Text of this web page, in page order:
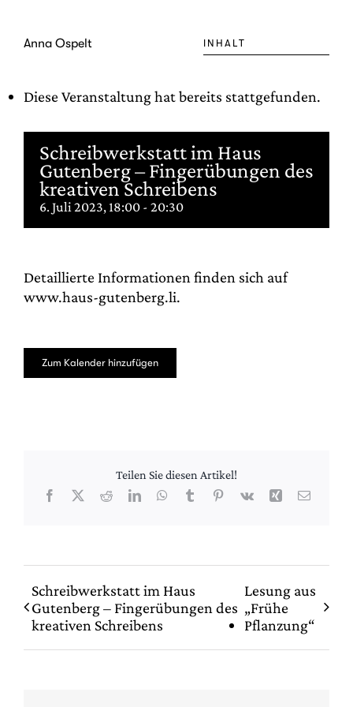
springen
Anna Ospelt INHALT
Diese Veranstaltung hat bereits stattgefunden.
Schreibwerkstatt im Haus
Gutenberg – Fingerübungen des
kreativen Schreibens
6. Juli 2023, 18:00 - 20:30
Detaillierte Informationen finden sich auf
www.haus-gutenberg.li.
Zum Kalender hinzufügen
Teilen Sie diesen Artikel!
Facebook
X RedditLinkedInWhatsApp
TumblrPinterest
Vk Xing E-
Schreibwerkstatt im Haus
Gutenberg – Fingerübungen des
kreativen Schreibens
Lesung aus
„Frühe
Pflanzung“